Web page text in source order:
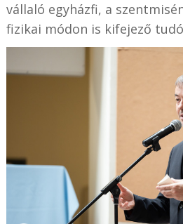
vállaló egyházfi, a
fizikai módon is kifejező